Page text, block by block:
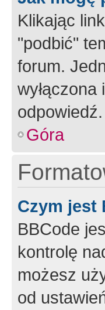
Klikając
"podbić"
forum.
Góra
Czym jest
BBCode
kontrolę
możesz
od